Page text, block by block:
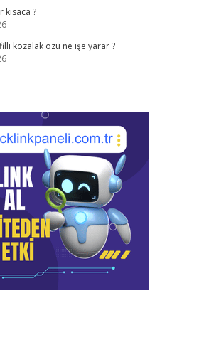
kısaca ?
kozalak özü ne işe yarar ?